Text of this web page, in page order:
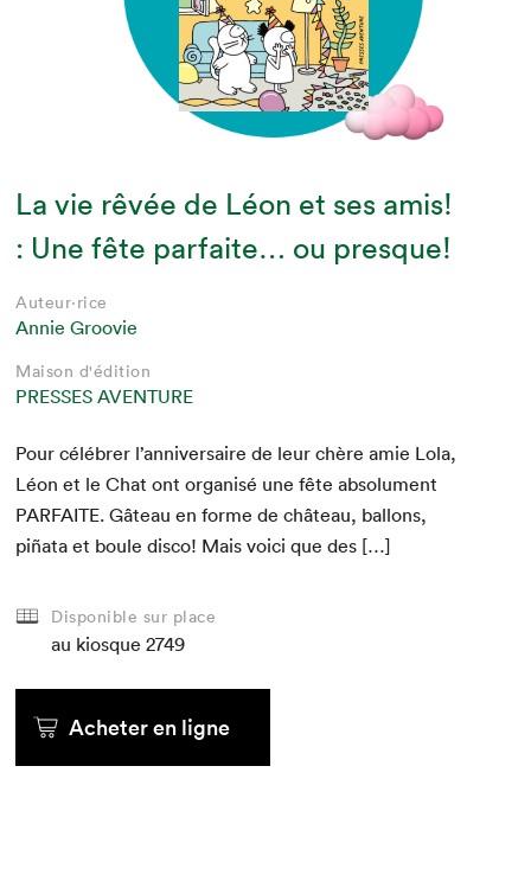
La vie rêvée de Léon et ses amis!
: Une fête parfaite… ou presque!
Auteur·rice
Annie Groovie
Maison d'édition
PRESSES AVENTURE
Pour célébr­er l’anniversaire de leur chère amie Lola,
Léon et le Chat ont organ­isé une fête absol­u­ment
PAR­FAITE. Gâteau en forme de château, bal­lons,
piña­ta et boule dis­co! Mais voici que des […]
Disponible sur place
au kiosque 2749
Acheter en ligne